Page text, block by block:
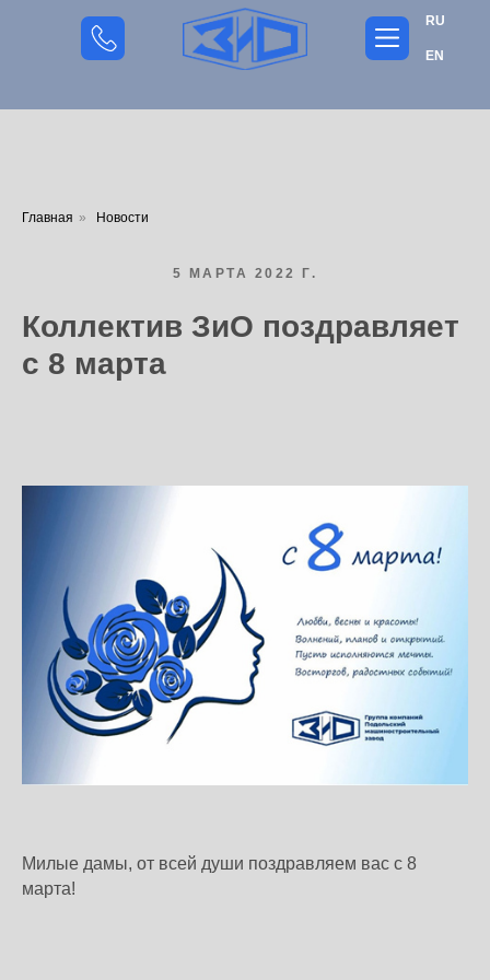
RU
EN
Главная » Новости
5 МАРТА 2022 Г.
Коллектив ЗиО поздравляет
с 8 марта
Милые дамы, от всей души поздравляем вас с 8
марта!